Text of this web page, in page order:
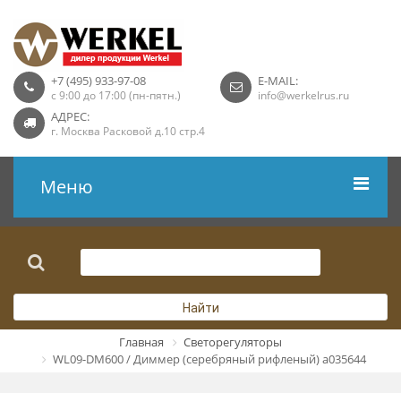
+7 (495) 933-97-08
с 9:00 до 17:00 (пн-пятн.)
E-MAIL:
info@werkelrus.ru
АДРЕС:
г. Москва Расковой д.10 стр.4
Меню
Розетки USB
Розетки ТВ
Найти
Главная
Светорегуляторы
WL09-DM600 / Диммер (серебряный рифленый) a035644